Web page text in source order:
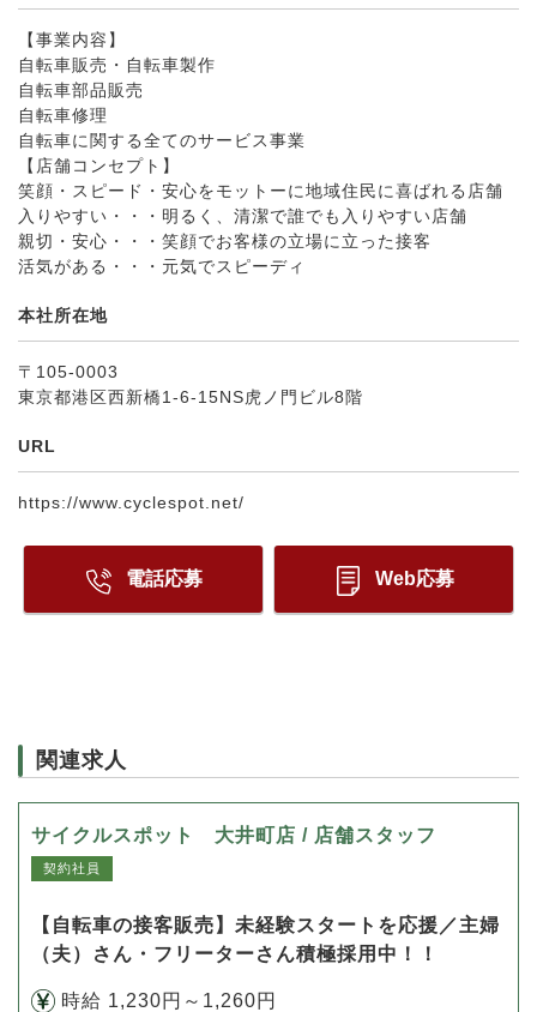
【事業内容】
自転車販売・自転車製作
自転車部品販売
自転車修理
自転車に関する全てのサービス事業
【店舗コンセプト】
笑顔・スピード・安心をモットーに地域住民に喜ばれる店舗
入りやすい・・・明るく、清潔で誰でも入りやすい店舗
親切・安心・・・笑顔でお客様の立場に立った接客
活気がある・・・元気でスピーディ
本社所在地
〒105-0003
東京都港区西新橋1-6-15NS虎ノ門ビル8階
URL
https://www.cyclespot.net/
電話応募 Web応募
関連求人
サイクルスポット 大井町店 / 店舗スタッフ
契約社員
【自転車の接客販売】未経験スタートを応援／主婦
（夫）さん・フリーターさん積極採用中！！
時給 1,230円～1,260円